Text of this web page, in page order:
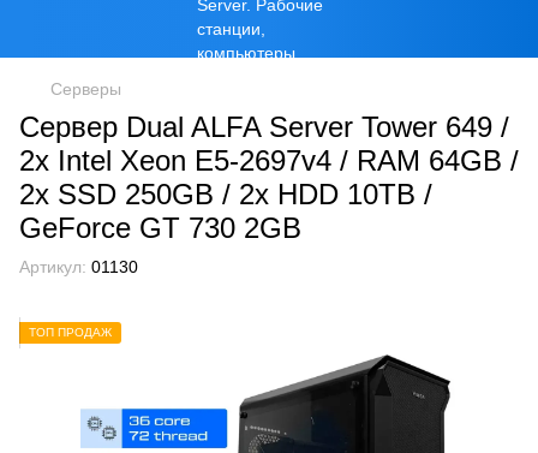
Серверы
Сервер Dual ALFA Server Tower 649 /
2х Intel Xeon E5-2697v4 / RAM 64GB /
2x SSD 250GB / 2x HDD 10TB /
GeForce GT 730 2GB
Артикул: 01130
ТОП ПРОДАЖ